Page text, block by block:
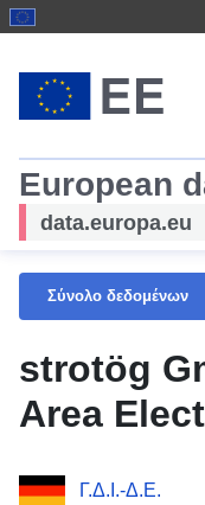
European
data.europa.eu
Σύνολο δεδομένων
strotög
Area
Γ.Δ.Ι.-Δ.Ε.